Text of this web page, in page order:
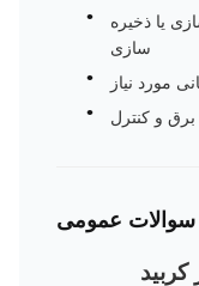
یا ذخیره
سازی
مورد نیاز
برق و کنترل
سوالات عمومی
کربید